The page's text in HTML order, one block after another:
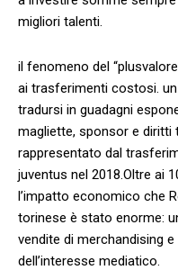
migliori talenti.
il fenomeno del
ai​ trasferimenti costosi.
tradursi in guadagni
magliette, sponsor e diritti
rappresentato dal
juventus nel 2018.Oltre ‍ai
l’impatto economico che
torinese è stato enorme:
vendite ⁢di merchandising
dell’interesse mediatico.